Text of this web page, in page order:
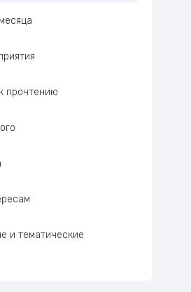
прочтению
и тематические